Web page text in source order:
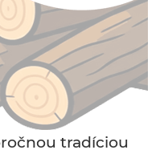
tradíciou